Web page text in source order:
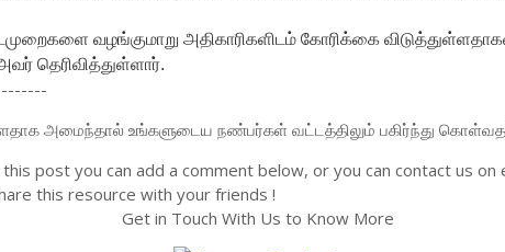
வழங்குமாறு அதிகாரிகளிடம் கோரிக்கை
தெரிவித்துள்ளார்.
அமைந்தால் உங்களுடைய நண்பர்கள் வட்டத்திலும் பகிர்ந்து
post you can add a comment below, or you can contact us on
this resource with your friends !
Get in Touch With Us to Know More